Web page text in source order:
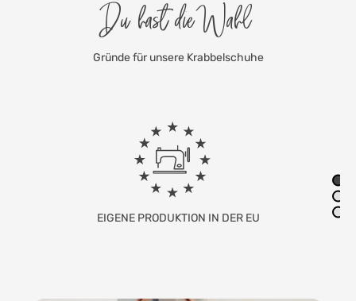
Du hast die Wahl
Gründe für unsere Krabbelschuhe
FAMILIENUNTERNEHMEN MIT SITZ IN